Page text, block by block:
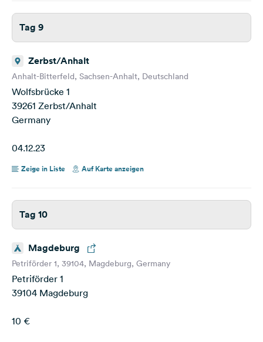
Tag 9
Zerbst/Anhalt
Anhalt-Bitterfeld, Sachsen-Anhalt, Deutschland
Wolfsbrücke 1
39261 Zerbst/Anhalt
Germany
04.12.23
Zeige in Liste Auf Karte anzeigen
Tag 10
Magdeburg
Petriförder 1, 39104, Magdeburg, Germany
Petriförder 1
39104 Magdeburg
10 €